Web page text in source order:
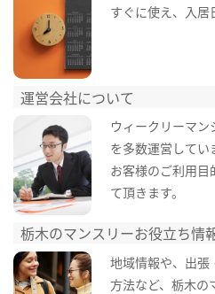
すぐに使え、入居
運営会社について
ウィークリーマ
を多数運営してい
お客様のご利用目
て頂きます。
栃木のマンスリーお役立ち情
地域情報や、出張
方法など、栃木の